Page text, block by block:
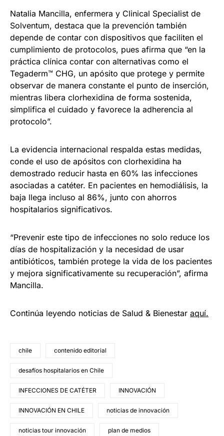
Natalia Mancilla, enfermera y Clinical Specialist de
Solventum, destaca que la prevención también
depende de contar con dispositivos que faciliten el
cumplimiento de protocolos, pues afirma que “en la
práctica clínica contar con alternativas como el
Tegaderm™ CHG, un apósito que protege y permite
observar de manera constante el punto de inserción,
mientras libera clorhexidina de forma sostenida,
simplifica el cuidado y favorece la adherencia al
protocolo”.
La evidencia internacional respalda estas medidas,
conde el uso de apósitos con clorhexidina ha
demostrado reducir hasta en 60% las infecciones
asociadas a catéter. En pacientes en hemodiálisis, la
baja llega incluso al 86%, junto con ahorros
hospitalarios significativos.
“Prevenir este tipo de infecciones no solo reduce los
días de hospitalización y la necesidad de usar
antibióticos, también protege la vida de los pacientes
y mejora significativamente su recuperación”, afirma
Mancilla.
Continúa leyendo noticias de Salud & Bienestar aquí.
chile contenido editorial
desafíos hospitalarios en Chile
INFECCIONES DE CATÉTER INNOVACIÓN
INNOVACIÓN EN CHILE noticias de innovación
noticias tour innovación plan de medios